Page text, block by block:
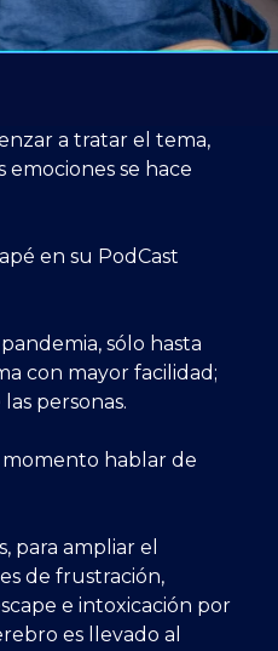
a tratar el tema,
se hace
en su PodCast
sólo hasta
con mayor facilidad;
personas.
momento hablar de
para ampliar el
de frustración,
e intoxicación por
es llevado al